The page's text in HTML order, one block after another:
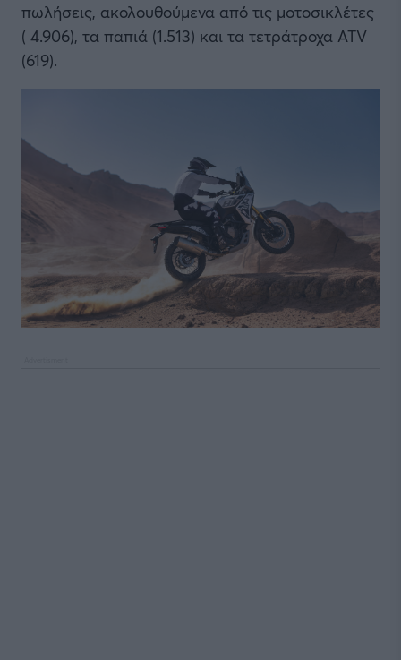
πωλήσεις, ακολουθούμενα από τις μοτοσικλέτες
( 4.906), τα παπιά (1.513) και τα τετράτροχα ATV
(619).